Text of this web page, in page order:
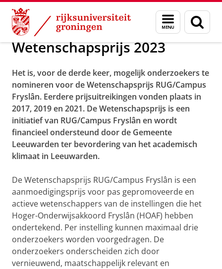
Skip
Content
Skip
Navigation
Menu
en
zoeken
Over ons Campus Fryslân Over Campus Fryslân
Wetenschapsprijs 2023
Het is, voor de derde keer, mogelijk onderzoekers te
nomineren voor de Wetenschapsprijs RUG/Campus
Fryslân. Eerdere prijsuitreikingen vonden plaats in
2017, 2019 en 2021. De Wetenschapsprijs is een
initiatief van RUG/Campus Fryslân en wordt
financieel ondersteund door de Gemeente
Leeuwarden ter bevordering van het academisch
klimaat in Leeuwarden.
De Wetenschapsprijs RUG/Campus Fryslân is een
aanmoedigingsprijs voor pas gepromoveerde en
actieve wetenschappers van de instellingen die het
Hoger-Onderwijsakkoord Fryslân (HOAF) hebben
ondertekend. Per instelling kunnen maximaal drie
onderzoekers worden voorgedragen. De
onderzoekers onderscheiden zich door
vernieuwend, maatschappelijk relevant en